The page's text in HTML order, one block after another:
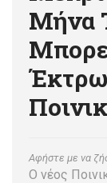
Μήνα
Αφήστε με να
Ο νέος